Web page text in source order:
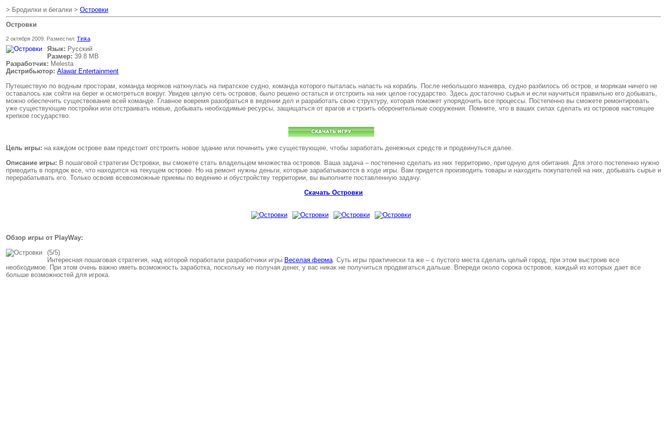
> Бродилки и бегалки > Островки
Островки
2 октября 2009. Разместил: Tinka
Язык: Русский
Размер: 39.8 MB
Разработчик: Melesta
Дистрибьютор: Alawar Entertainment
Путешествую по водным просторам, команда моряков наткнулась на пиратское судно, команда которого пыталась напасть на корабль. После небольшого маневра, судно разбилось об остров, и морякам ничего не
оставалось как сойти на берег и осмотреться вокруг. Увидев целую сеть островов, было решено остаться и отстроить на них целое государство. Здесь достаточно сырья и если научиться правильно его добывать,
можно обеспечить существование всей команде. Главное вовремя разобраться в ведении дел и разработать свою структуру, которая поможет упорядочить все процессы. Постепенно вы сможете ремонтировать
уже существующие постройки или отстраивать новые, добывать необходимые ресурсы, защищаться от врагов и строить оборонительные сооружения. Помните, что в ваших силах сделать из островов настоящее
крепкое государство.
Цель игры: на каждом острове вам предстоит отстроить новое здание или починить уже существующее, чтобы заработать денежных средств и продвинуться далее.
Описание игры: В пошаговой стратегии Островки, вы сможете стать владельцем множества островов. Ваша задача – постепенно сделать из них территорию, пригодную для обитания. Для этого постепенно нужно
приводить в порядок все, что находится на текущем острове. Но на ремонт нужны деньги, которые зарабатываются в ходе игры. Вам придется производить товары и находить покупателей на них, добывать сырье и
перерабатывать его. Только освоив всевозможные приемы по ведению и обустройству территории, вы выполните поставленную задачу.
Скачать Островки
Обзор игры от PlayWay:
(5/5)
Интересная пошаговая стратегия, над которой поработали разработчики игры Веселая ферма. Суть игры практически та же – с пустого места сделать целый город, при этом выстроив все
необходимое. При этом очень важно иметь возможность заработка, поскольку не получая денег, у вас никак не получиться продвигаться дальше. Впереди около сорока островов, каждый из которых дает все
больше возможностей для игрока.